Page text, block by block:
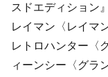
スドエディション
レイマン〈レイマ
レトロハンター〈
ィーンシー〈グラ